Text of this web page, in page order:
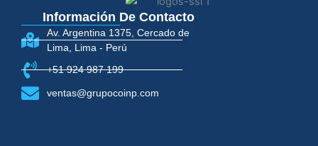
Información De Contacto
Av. Argentina 1375, Cercado de
Lima, Lima - Perú
+51 924 987 199
ventas@grupocoinp.com